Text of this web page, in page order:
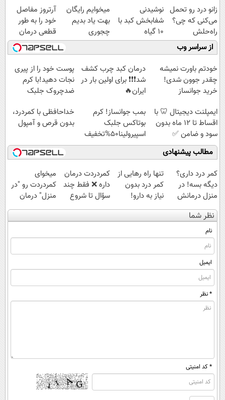
زانو درد رو تحمل
می‌کنی که چی؟
راه‌حلش
همین‌جاست!
نوشیدنی
شفابخش کبد با
10 گیاه
موثر(تخفیف تا
امشب)
میخوایم رایگان
بهت یاد بدیم
چجوری
پولدارشی! باور
نداری امتحانش
مجانیه
آرتروز مفاصل
خود را به طور
قطعی درمان
کنید!
◗پرسش‌نامه◖
از سراسر وب
خودتم باورت نمیشه
چقدر جوون شدی!
خرید جوانساز
ویژه
درمان کبد چرب کشف
شد❗❗❗ برای اولین بار در
ایران🔥
پوست خود را از پیری
نجات دهید!با کرم
ضدچروک جلبک
ایمپلنت دیجیتال 🦷 با
اقساط تا 12 ماه بدون
سود و ضامن ✅
بمب جوانساز! کرم
بوتاکس جلبک
اسپیرولینا50%تخفیف
خداحافظی با کمردرد،
بدون قرص و آمپول
مطالب پیشنهادی
کمر درد داری؟
دیگه بسه! در
منزل درمانش
کن
(◀پرسش‌نامه)
تنها راه رهایی از
کمر درد بدون
نیاز به دارو!
(◂پرسش‌نامه)
‌کمردردت درمان
داره ❌ فقط چند
سؤال تا شروع
بهبودی فاصله‌
داری!
میخوای
کمردردت رو "در
منزل" درمان
کنی؟ (◂فیلم +
◂پرسش‌نامه)
نظر شما
نام
ایمیل
* نظر
* کد امنیتی